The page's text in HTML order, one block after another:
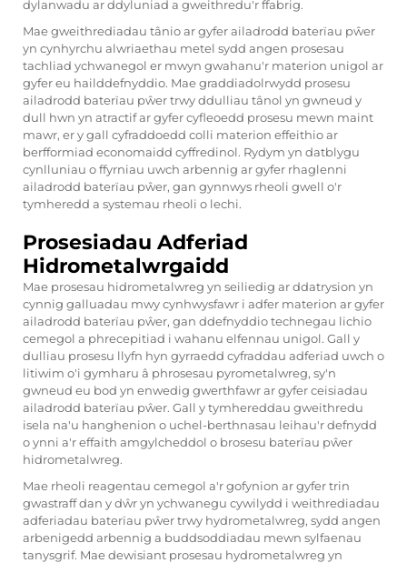
dylanwadu ar ddyluniad a gweithredu'r ffabrig.
Mae gweithrediadau tânio ar gyfer ailadrodd baterïau pŵer
yn cynhyrchu alwriaethau metel sydd angen prosesau
tachliad ychwanegol er mwyn gwahanu'r materion unigol ar
gyfer eu hailddefnyddio. Mae graddiadolrwydd prosesu
ailadrodd baterïau pŵer trwy ddulliau tânol yn gwneud y
dull hwn yn atractif ar gyfer cyfleoedd prosesu mewn maint
mawr, er y gall cyfraddoedd colli materion effeithio ar
berfformiad economaidd cyffredinol. Rydym yn datblygu
cynlluniau o ffyrniau uwch arbennig ar gyfer rhaglenni
ailadrodd baterïau pŵer, gan gynnwys rheoli gwell o'r
tymheredd a systemau rheoli o lechi.
Prosesiadau Adferiad
Hidrometalwrgaidd
Mae prosesau hidrometalwreg yn seiliedig ar ddatrysion yn
cynnig galluadau mwy cynhwysfawr i adfer materion ar gyfer
ailadrodd baterïau pŵer, gan ddefnyddio technegau lichio
cemegol a phrecepitiad i wahanu elfennau unigol. Gall y
dulliau prosesu llyfn hyn gyrraedd cyfraddau adferiad uwch o
litiwim o'i gymharu â phrosesau pyrometalwreg, sy'n
gwneud eu bod yn enwedig gwerthfawr ar gyfer ceisiadau
ailadrodd baterïau pŵer. Gall y tymhereddau gweithredu
isela na'u hanghenion o uchel-berthnasau leihau'r defnydd
o ynni a'r effaith amgylcheddol o brosesu baterïau pŵer
hidrometalwreg.
Mae rheoli reagentau cemegol a'r gofynion ar gyfer trin
gwastraff dan y dŵr yn ychwanegu cywilydd i weithrediadau
adferiadau baterïau pŵer trwy hydrometalwreg, sydd angen
arbenigedd arbennig a buddsoddiadau mewn sylfaenau
tanysgrif. Mae dewisiant prosesau hydrometalwreg yn